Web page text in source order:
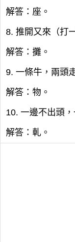
解答：座。
8. 推開又來（打
解答：攤。
9. 一條牛，兩頭
解答：物。
10. 一邊不出頭，
解答：軋。